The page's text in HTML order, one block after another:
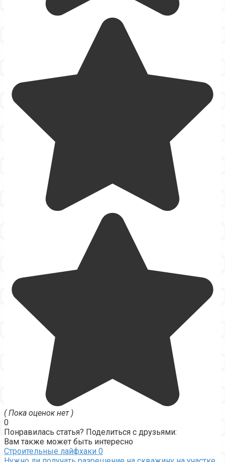
( Пока оценок нет )
0
Понравилась статья? Поделиться с друзьями:
Вам также может быть интересно
Строительные лайфхаки 0